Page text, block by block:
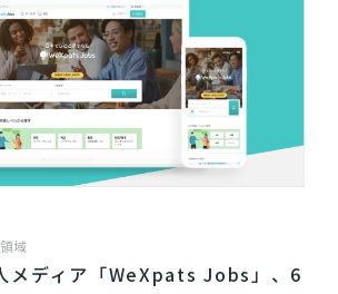
域
メディア「WeXpats Jobs」、6